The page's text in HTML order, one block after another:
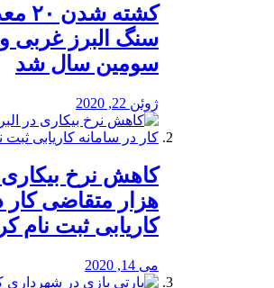
سنگ البرز غربی
سومین سال شد
ژوئن 22, 2020
هزار متقاضی کار
کاریابی ثبت نام
می 14, 2020